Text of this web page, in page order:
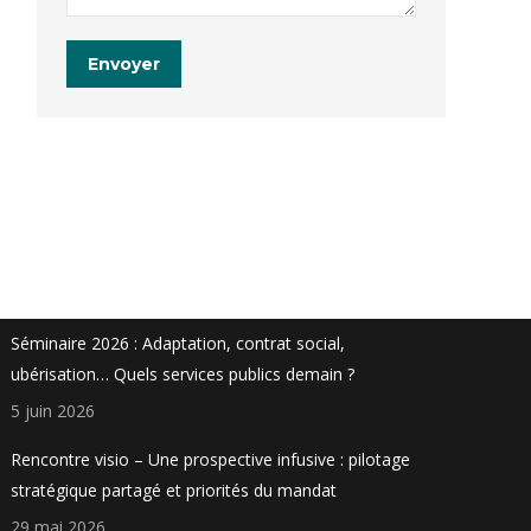
Envoyer
Séminaire 2026 : Adaptation, contrat social,
ubérisation… Quels services publics demain ?
5 juin 2026
Rencontre visio – Une prospective infusive : pilotage
stratégique partagé et priorités du mandat